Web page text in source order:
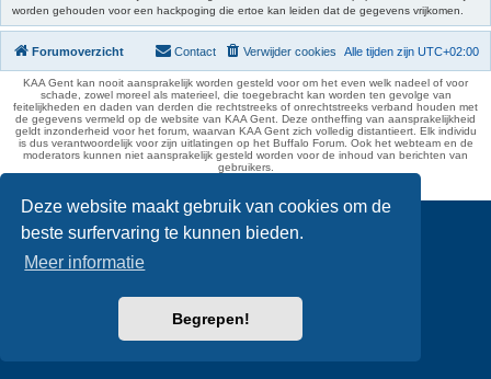
Deze website maakt gebruik van cookies om de
beste surfervaring te kunnen bieden.
Meer informatie
Begrepen!
worden gehouden voor een hackpoging die ertoe kan leiden dat de gegevens vrijkomen.
Forumoverzicht Alle tijden zijn UTC+02:00
Verwijder cookies
Contact
KAA Gent kan nooit aansprakelijk worden gesteld voor om het even welk nadeel of voor
schade, zowel moreel als materieel, die toegebracht kan worden ten gevolge van
feitelijkheden en daden van derden die rechtstreeks of onrechtstreeks verband houden met
de gegevens vermeld op de website van KAA Gent. Deze ontheffing van aansprakelijkheid
geldt inzonderheid voor het forum, waarvan KAA Gent zich volledig distantieert. Elk individu
is dus verantwoordelijk voor zijn uitlatingen op het Buffalo Forum. Ook het webteam en de
moderators kunnen niet aansprakelijk gesteld worden voor de inhoud van berichten van
gebruikers.